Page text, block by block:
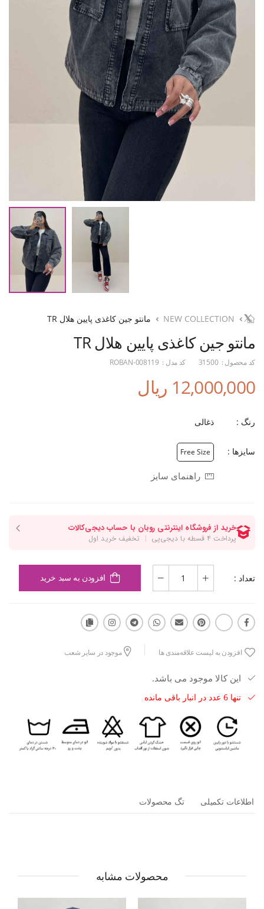
NEW COLLECTION مانتو جین کاغذی پایین هلال TR
مانتو جین کاغذی پایین هلال TR
کد محصول : 31500 کد مدل : ROBAN-008119
12,000,000 ریال
رنگ : ذغالی
سایزها : Free Size
راهنمای سایز
تعداد : افزودن به سبد خرید
افزودن به لیست علاقه‌مندی ها موجود در سایر شعب
این کالا موجود می باشد.
تنها 6 عدد در انبار باقی مانده
اطلاعات تکمیلی تگ محصولات
محصولات مشابه